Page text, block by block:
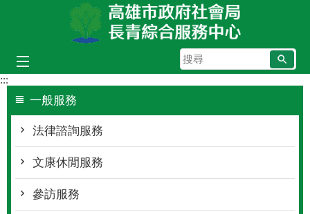
跳到主要內容區塊
搜
尋
:::
一般服務
法律諮詢服務
文康休閒服務
參訪服務